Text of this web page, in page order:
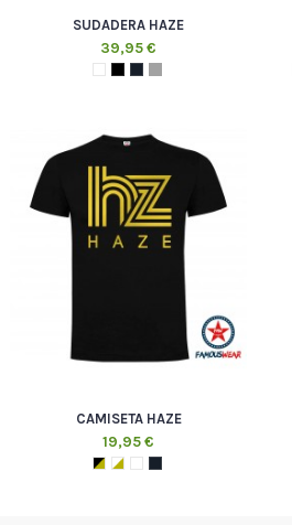
SUDADERA HAZE
39,95 €
CAMISETA HAZE
19,95 €